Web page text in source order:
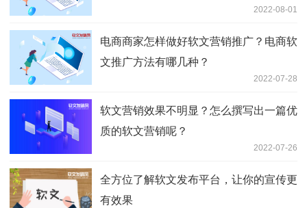
2022-08-01
电商商家怎样做好软文营销推广？电商软
文推广方法有哪几种？
2022-07-28
软文营销效果不明显？怎么撰写出一篇优
质的软文营销呢？
2022-07-26
全方位了解软文发布平台，让你的宣传更
有效果